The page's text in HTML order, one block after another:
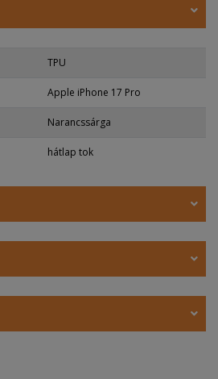
TPU
Apple iPhone 17 Pro
Narancssárga
hátlap tok